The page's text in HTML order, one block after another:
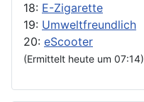
18: E-Zigarette
19: Umweltfreundlich
20: eScooter
(Ermittelt heute um 07:14)